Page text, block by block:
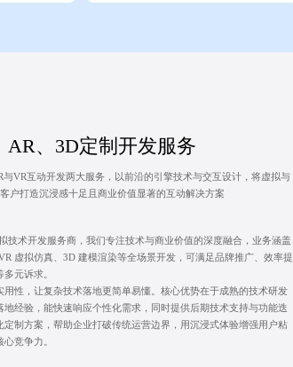
AR、3D定制开发服务
与VR互动开发两大服务，以前沿的引擎技术与交互设计，将虚拟与
户打造沉浸感十足且商业价值显著的互动解决方案
技术开发服务商，我们专注技术与商业价值的深度融合，业务涵盖
虚拟仿真、3D 建模渲染等全场景开发，可满足品牌推广、效率提
元诉求。
用性，让复杂技术落地更简单易懂。核心优势在于成熟的技术研发
地经验，能快速响应个性化需求，同时提供后期技术支持与功能迭
定制方案，帮助企业打破传统运营边界，用沉浸式体验增强用户粘
竞争力。